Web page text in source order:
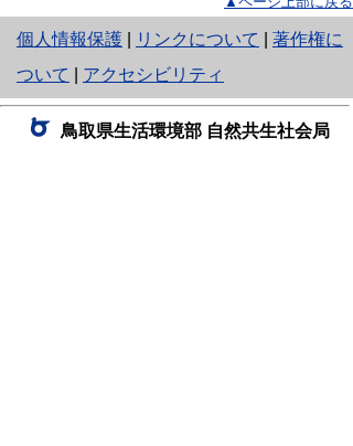
個人情報保護
と
り
ネ
ッ
リンクについて
著作権に
ついて
アクセシビリティ
鳥取県生活環境部 自然共生社会局